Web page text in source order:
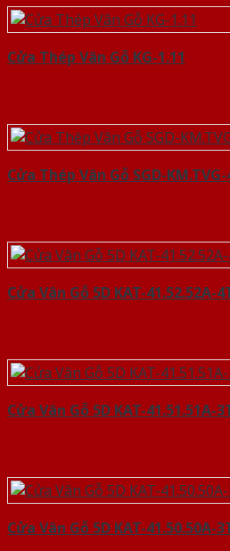
Cửa Thép Vân Gỗ KG-1.11
Cửa Thép Vân Gỗ SGD-KM.TVG-
Cửa Vân Gỗ 5D KAT-41.52.52A-
Cửa Vân Gỗ 5D KAT-41.51.51A-
Cửa Vân Gỗ 5D KAT-41.50.50A-